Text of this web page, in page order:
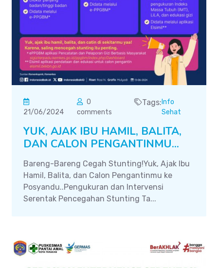
21/06/2024
0
comments
Tags: Info
Sehat
YUK, AJAK IBU HAMIL, BALITA,
DAN CALON PENGANTINMU...
Bareng-Bareng Cegah Stunting!Yuk, Ajak Ibu
Hamil, Balita, dan Calon Pengantinmu ke
Posyandu..Pengukuran dan Intervensi
Serentak Pencegahan Stunting Ta...